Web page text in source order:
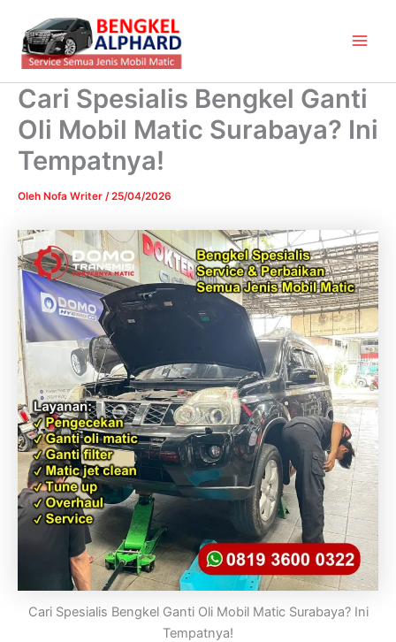
konten
Cari Spesialis Bengkel Ganti
Oli Mobil Matic Surabaya? Ini
Tempatnya!
Oleh Nofa Writer /25/04/2026
Cari Spesialis Bengkel Ganti Oli Mobil Matic Surabaya? Ini
Tempatnya!